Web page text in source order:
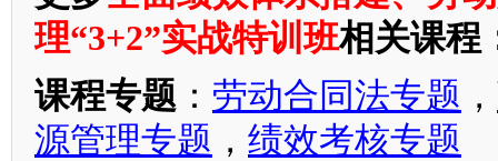
理“3+2”实战特训班相关课程
课程专题 ： 劳动合同法专题 ，
源管理专题 ， 绩效考核专题